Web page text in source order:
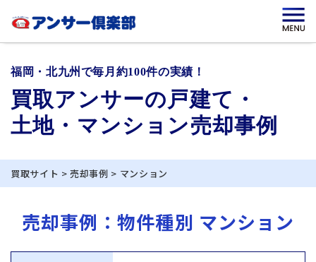
福岡・北九州で毎月約100件の実績！
買取アンサーの戸建て・
土地・マンション売却事例
買取サイト >売却事例 > マンション
売却事例：物件種別 マンション